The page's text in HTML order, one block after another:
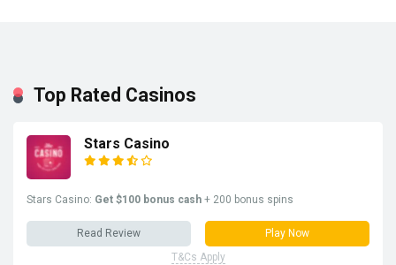
Top Rated Casinos
Stars Casino
Stars Casino: Get $100 bonus cash + 200 bonus spins
Read Review
Play Now
T&Cs Apply